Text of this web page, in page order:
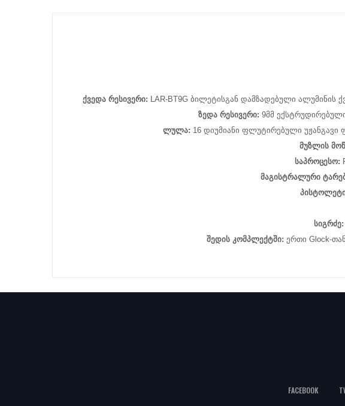
ქვედა რესივერი: LAR-BT9G ბილეტისგან დამზადებული ალუმინის
ზედა რესივერი: 9მმ
ლულა: 16 დიუმიანი ფლუტირებული
მუზლის
საპროცესო:
მაგისტრალური
სიგრძე:
შედის კომპლექტში: ერთი Glock-
FACEBOOK